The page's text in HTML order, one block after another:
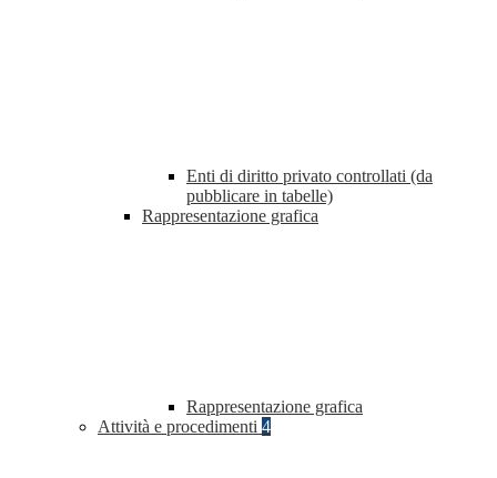
Enti di diritto privato controllati (da
pubblicare in tabelle)
Rappresentazione grafica
Rappresentazione grafica
Attività e procedimenti 4